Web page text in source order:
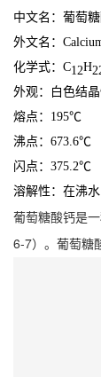
中文名：葡萄
外文名：
化学式：C12H
外观：白色结晶
熔点：195℃
沸点：673.6℃
闪点：375.2℃
溶解性：在沸
葡萄糖酸钙是
6-7）。葡萄糖